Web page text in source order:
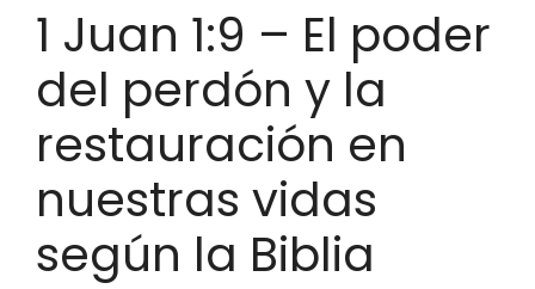
1 Juan 1:9 – El poder
del perdón y la
restauración en
nuestras vidas
según la Biblia